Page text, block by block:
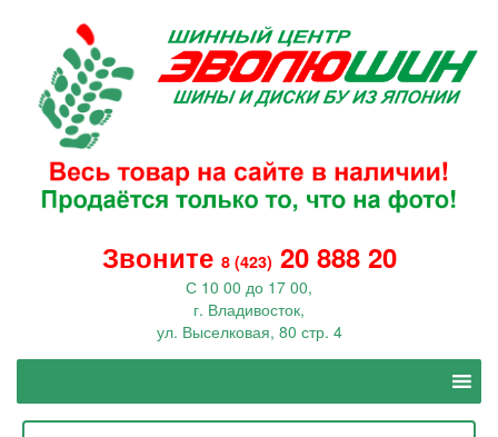
Звоните 8 (423) 20 888 20
С 10 00 до 17 00,
г. Владивосток,
ул. Выселковая, 80 стр. 4